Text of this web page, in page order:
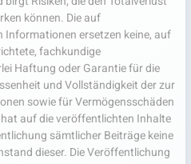
können. Die auf
ersetzen keine, auf
fachkundige
Haftung oder Garantie für die
und Vollständigkeit der zur
sowie für Vermögensschäden
auf die veröffentlichten Inhalte
sämtlicher Beiträge keine
dieser. Die Veröffentlichung